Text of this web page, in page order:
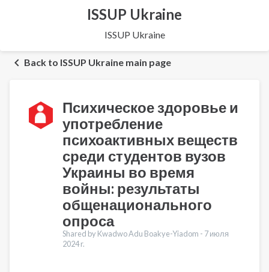
ISSUP Ukraine
ISSUP Ukraine
Back to ISSUP Ukraine main page
Психическое здоровье и
употребление
психоактивных веществ
среди студентов вузов
Украины во время
войны: результаты
общенационального
опроса
Shared by Kwadwo Adu Boakye-Yiadom - 7 июля
2024 r.